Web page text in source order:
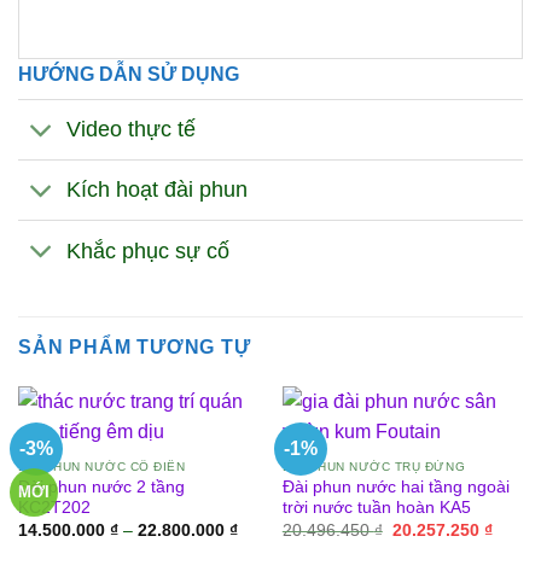
HƯỚNG DẪN SỬ DỤNG
Video thực tế
Kích hoạt đài phun
Khắc phục sự cố
SẢN PHẨM TƯƠNG TỰ
-3%
MỚI
ĐÀI PHUN NƯỚC CỔ ĐIỂN
Đài phun nước 2 tầng
KC2T202
14.500.000 ₫ – 22.800.000 ₫Khoảng
-1%
ĐÀI PHUN NƯỚC TRỤ ĐỨNG
Đài phun nước hai tầng ngoài
trời nước tuần hoàn KA5
20.496.450₫ Giá
20.257.250 ₫Giá